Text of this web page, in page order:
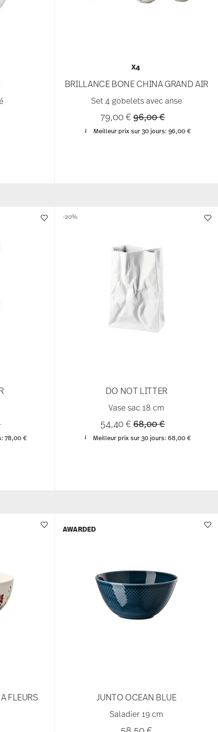
X4
BRILLANCE BONE CHINA GRAND AIR
Set 4 gobelets avec anse
79,00 €Price reduced from
96,00 €to
Meilleur prix sur 30 jours: 96,00 €
from
to
78,00 €
DO NOT LITTER
Vase sac 18 cm
54,40 €Price reduced from
68,00 €to
Meilleur prix sur 30 jours:68,00 €
-20%
FLEURS JUNTO OCEAN BLUE
Saladier 19 cm
AWARDED